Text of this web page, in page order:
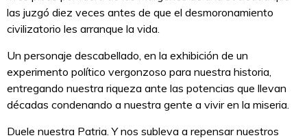
las juzgó diez veces antes de que el desmoronamiento
civilizatorio les arranque la vida.
Un personaje descabellado, en la exhibición de un
experimento político vergonzoso para nuestra historia,
entregando nuestra riqueza ante las potencias que llevan
décadas condenando a nuestra gente a vivir en la miseria.
Duele nuestra Patria. Y nos subleva a repensar nuestros